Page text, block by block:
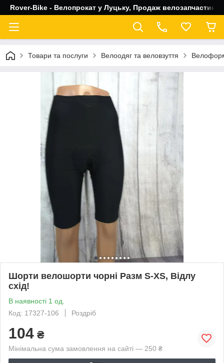
Rover-Bike - Велопрокат у Луцьку, Продаж велозапчастин,
Товари та послуги Велоодяг та веловзуття
Шорти велошорти чорні Разм S-XS, Відлу
схід!
В наявності 1 од.
Код: 17327-106
Роздріб
104 ₴
Мінімальна сума замовлення на сайті — 250 ₴